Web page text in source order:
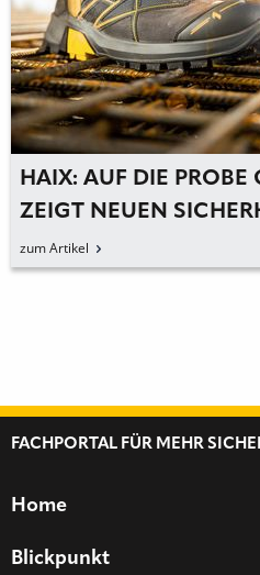
HAIX: AUF DIE PROBE
ZEIGT NEUEN
zum Artikel
FACHPORTAL FÜR MEHR
Home
Blickpunkt